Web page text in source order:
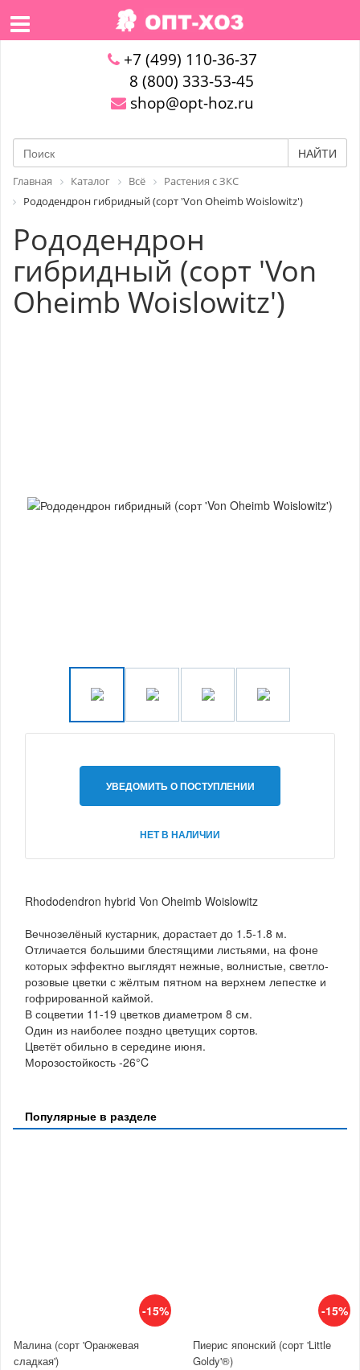
+7 (499) 110-36-37
8 (800) 333-53-45
shop@opt-hoz.ru
НАЙТИ
Главная Каталог Всё
Растения с ЗКС
Рододендрон гибридный (сорт 'Von Oheimb Woislowitz')
Рододендрон
гибридный (сорт 'Von
Oheimb Woislowitz')
УВЕДОМИТЬ О ПОСТУПЛЕНИИ
НЕТ В НАЛИЧИИ
Rhododendron hybrid Von Oheimb Woislowitz
Вечнозелёный кустарник, дорастает до 1.5-1.8 м.
Отличается большими блестящими листьями, на фоне
которых эффектно выглядят нежные, волнистые, светло-
розовые цветки с жёлтым пятном на верхнем лепестке и
гофрированной каймой.
В соцветии 11-19 цветков диаметром 8 см.
Один из наиболее поздно цветущих сортов.
Цветёт обильно в середине июня.
Морозостойкость -26°C
Популярные в разделе
-15%
Малина (сорт 'Оранжевая
сладкая')
-15%
Пиерис японский (сорт 'Little
Goldy'®)